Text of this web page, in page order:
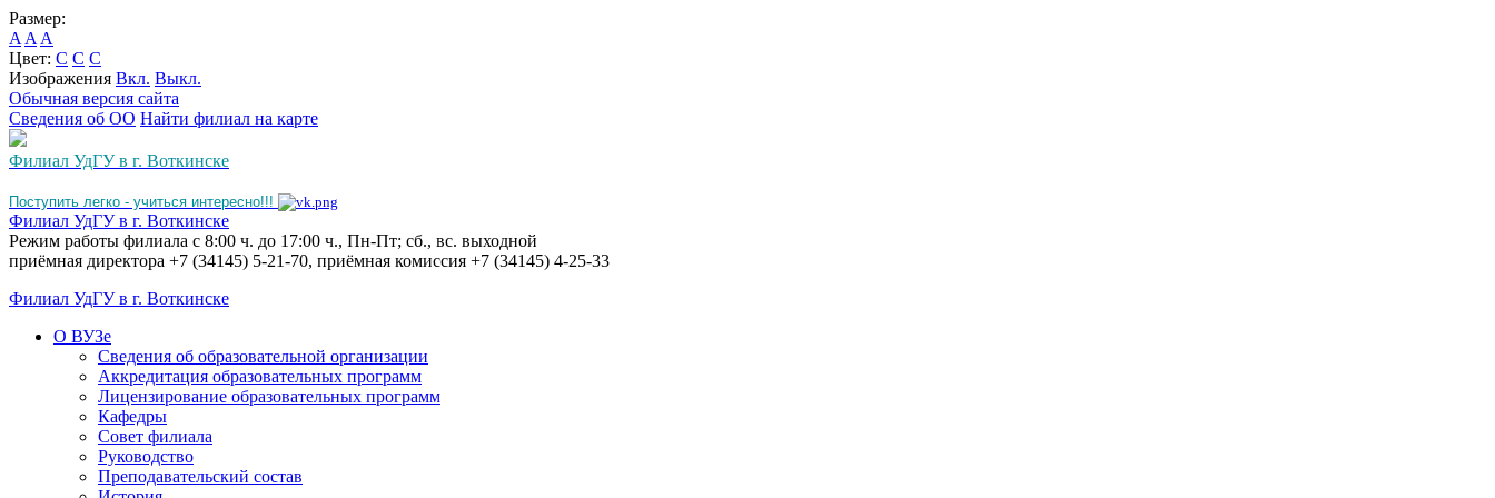
Размер:
A A A
Цвет: C C C
Изображения Вкл. Выкл.
Обычная версия сайта
Сведения об ОО Найти филиал на карте
Филиал УдГУ в г. Воткинске
Поступить легко - учиться интересно!!!
Филиал УдГУ в г. Воткинске
Режим работы филиала с 8:00 ч. до 17:00 ч., Пн-Пт; сб., вс. выходной
приёмная директора +7 (34145) 5-21-70, приёмная комиссия +7 (34145) 4-25-33
Филиал УдГУ в г. Воткинске
О ВУЗе
Сведения об образовательной организации
Аккредитация образовательных программ
Лицензирование образовательных программ
Кафедры
Совет филиала
Руководство
Преподавательский состав